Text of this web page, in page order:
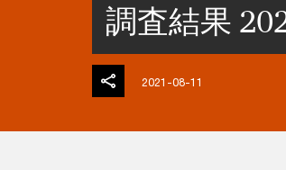
調査結果
2021-08-11